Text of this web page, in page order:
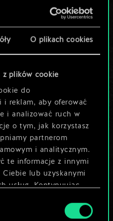
O plikach cookies
z plików cookie
do
i reklam, aby oferować
i analizować ruch w
o tym, jak korzystasz
partnerom
i analitycznym.
te informacje z innymi
lub uzyskanymi
usług. Kontynuując
tą talią?
jej
swoją strategię
talię